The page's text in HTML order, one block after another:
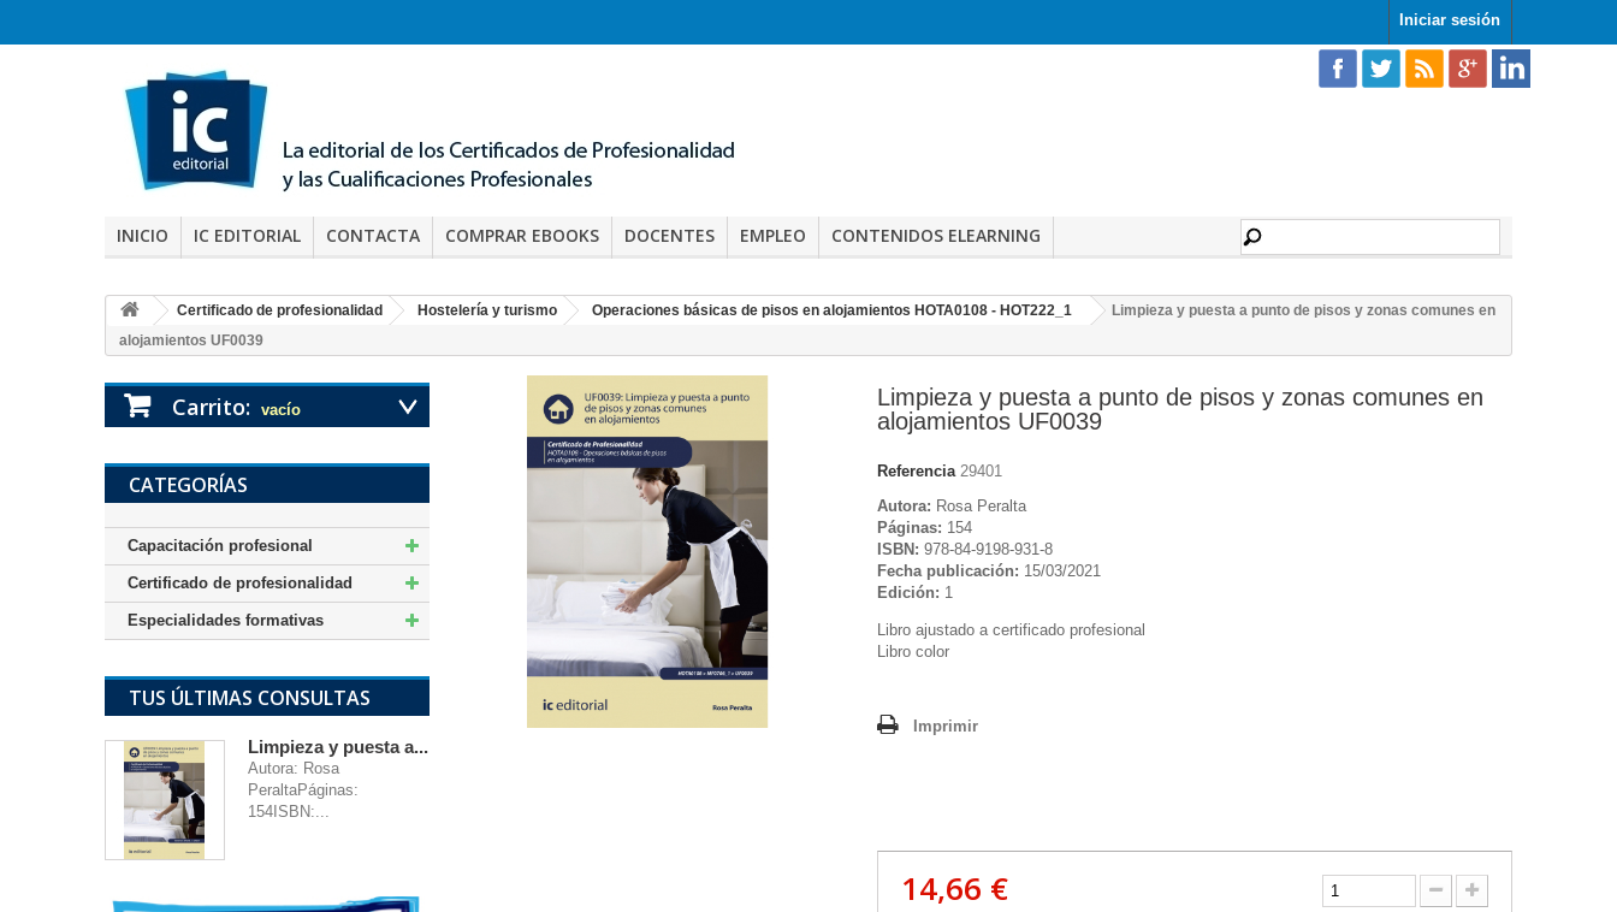
Iniciar sesión
INICIO IC EDITORIAL CONTACTA COMPRAR EBOOKS DOCENTES EMPLEO CONTENIDOS ELEARNING
Certificado de profesionalidad Hostelería y turismo Operaciones básicas de pisos en alojamientos HOTA0108 - HOT222_1
Limpieza y puesta a punto de pisos y zonas comunes en
alojamientos UF0039
Carrito: vacío
CATEGORÍAS
Capacitación profesional
Certificado de profesionalidad
Especialidades formativas
TUS ÚLTIMAS CONSULTAS
Limpieza y puesta a...
Autora: Rosa
PeraltaPáginas:
154ISBN:...
Limpieza y puesta a punto de pisos y zonas comunes en
alojamientos UF0039
Referencia 29401
Autora: Rosa Peralta
Páginas: 154
ISBN: 978-84-9198-931-8
Fecha publicación: 15/03/2021
Edición: 1
Libro ajustado a certificado profesional
Libro color
Imprimir
14,66 €